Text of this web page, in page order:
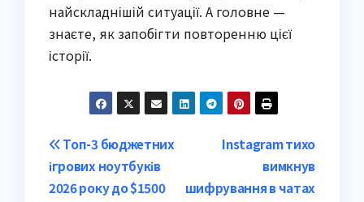
найскладнішій ситуації. А головне —
знаєте, як запобігти повторенню цієї
історії.
Post
navigation
Instagram тихо
вимкнув
шифрування в чатах
Топ-3 бюджетних
ігрових ноутбуків
2026 року до $1500